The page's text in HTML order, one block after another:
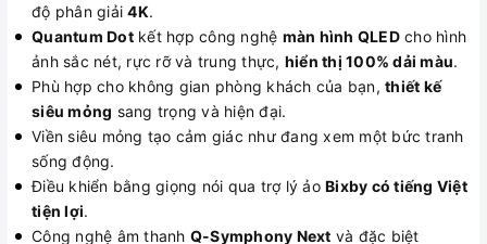
độ phân giải4K.
Quantum Dotkết hợp công nghệ màn hình QLEDcho hình
ảnh sắc nét, rực rỡ và trung thực, hiển thị 100% dải màu.
Phù hợp cho không gian phòng khách của bạn, thiết kế
siêu mỏng sang trọng và hiện đại.
Viền siêu mỏng tạo cảm giác như đang xem một bức tranh
sống động.
Điều khiển bằng giọng nói qua trợ lý ảo Bixby có tiếng Việt
tiện lợi.
Công nghệ âm thanh Q-Symphony Next và đặc biệt